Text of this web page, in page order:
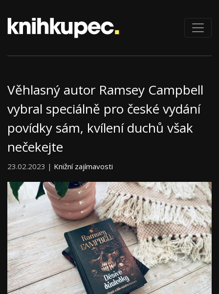
Věhlasný autor Ramsey Campbell
vybral speciálně pro české vydání
povídky sám, kvílení duchů však
nečekejte
23.02.2023 | Knižní zajímavosti